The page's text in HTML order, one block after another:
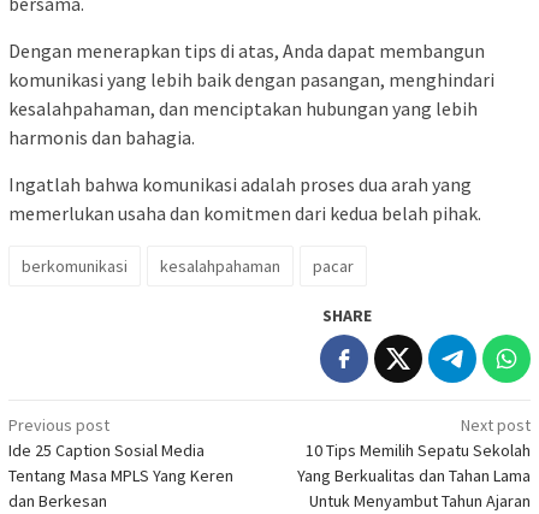
Dengan menerapkan tips di atas, Anda dapat membangun
komunikasi yang lebih baik dengan pasangan, menghindari
kesalahpahaman, dan menciptakan hubungan yang lebih
harmonis dan bahagia.
Ingatlah bahwa komunikasi adalah proses dua arah yang
memerlukan usaha dan komitmen dari kedua belah pihak.
berkomunikasi kesalahpahaman pacar
SHARE
Post
navigation
Previous post
Ide 25 Caption Sosial Media
Tentang Masa MPLS Yang Keren
dan Berkesan
Next post
10 Tips Memilih Sepatu Sekolah
Yang Berkualitas dan Tahan Lama
Untuk Menyambut Tahun Ajaran